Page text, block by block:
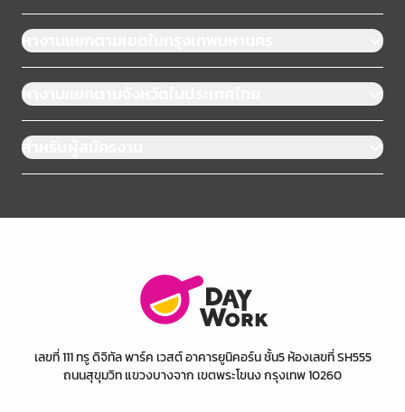
หางานแยกตามเขตในกรุงเทพมหานคร
หางานแยกตามจังหวัดในประเทศไทย
สำหรับผู้สมัครงาน
เลขที่ 111 ทรู ดิจิทัล พาร์ค เวสต์ อาคารยูนิคอร์น ชั้น5 ห้องเลขที่ SH555
ถนนสุขุมวิท แขวงบางจาก เขตพระโขนง กรุงเทพ 10260